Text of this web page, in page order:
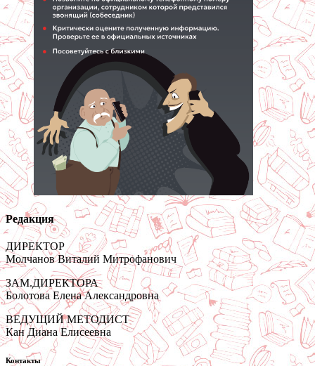
Редакция
ДИРЕКТОР
Молчанов Виталий Митрофанович
ЗАМ.ДИРЕКТОРА
Болотова Елена Александровна
ВЕДУЩИЙ МЕТОДИСТ
Кан Диана Елисеевна
Контакты